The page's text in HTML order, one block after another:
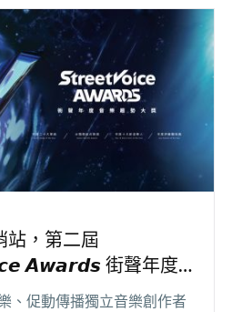
站，第二屆
𝘼𝙬𝙖𝙧𝙙𝙨 街聲年度
公布全名單
、促動傳播獨立音樂創作者